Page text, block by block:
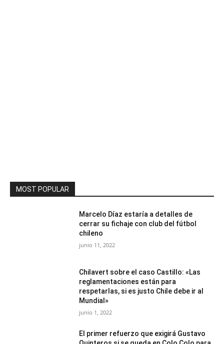
MOST POPULAR
Marcelo Díaz estaría a detalles de
cerrar su fichaje con club del fútbol
chileno
junio 11, 2022
Chilavert sobre el caso Castillo: «Las
reglamentaciones están para
respetarlas, si es justo Chile debe ir al
Mundial»
junio 1, 2022
El primer refuerzo que exigirá Gustavo